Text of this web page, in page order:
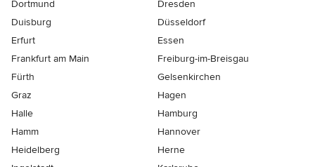
Dortmund
Dresden
Duisburg
Düsseldorf
Erfurt
Essen
Frankfurt am Main
Freiburg-im-Breisgau
Fürth
Gelsenkirchen
Graz
Hagen
Halle
Hamburg
Hamm
Hannover
Heidelberg
Herne